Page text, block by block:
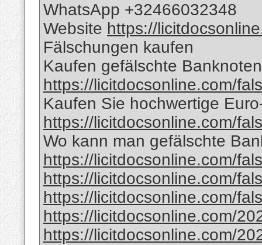
WhatsApp +32466032348
Website https://
Fälschungen kaufen
Kaufen gefälschte
https://licitdocsonline.com/
Kaufen Sie hochwertige
https://licitdocsonline.com/
Wo kann man gefälschte
https://licitdocsonline.com/
https://licitdocsonline.com/
https://licitdocsonline.com/
https://licitdocsonline.com/
https://licitdocsonline.com/